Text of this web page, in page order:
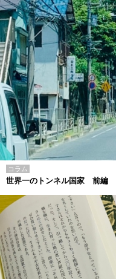
コラム
世界一のトンネル国家 前編